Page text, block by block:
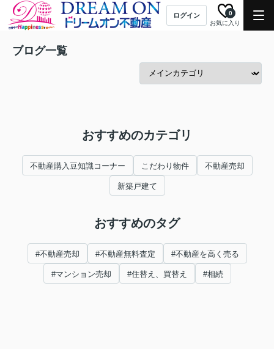
ログイン
お気に入り
0
ブログ一覧
おすすめのカテゴリ
不動産購入豆知識コーナー こだわり物件 不動産売却
新築戸建て
おすすめのタグ
#不動産売却 #不動産無料査定 #不動産を高く売る
#マンション売却 #住替え、買替え #相続